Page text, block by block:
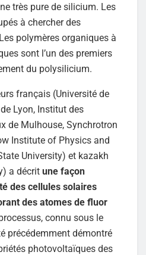
très pure de silicium. Les
à chercher des
polymères organiques à
sont l’un des premiers
du polysilicium.
français (Université de
Lyon, Institut des
de Mulhouse, Synchrotron
Institute of Physics and
University) et kazakh
a décrit une façon
des cellules solaires
des atomes de fluor
connu sous le
précédemment démontré
photovoltaïques des